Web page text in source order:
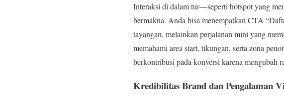
Interaksi di dalam tur—seperti hotspot yang
bermakna. Anda bisa menempatkan CTA
tayangan, melainkan perjalanan mini yang
memahami area start, tikungan, serta zona
berkontribusi pada konversi karena mengubah
Kredibilitas Brand dan Pengalaman